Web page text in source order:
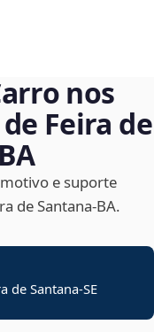
nos
Feira de
e suporte
de Santana‑BA.
de Santana-SE